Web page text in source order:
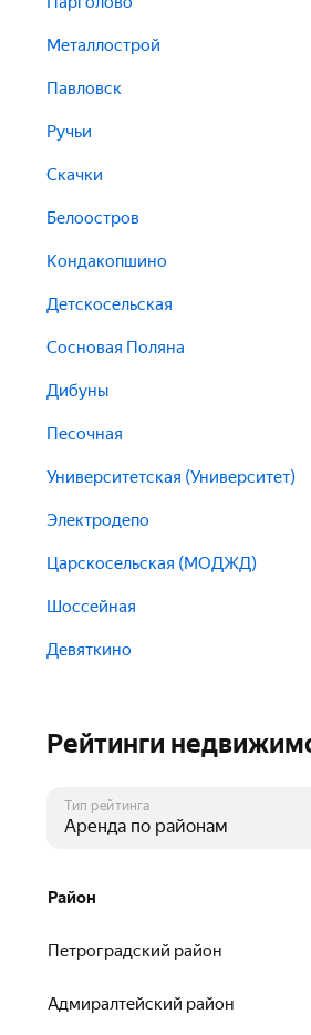
Металлострой
Павловск
Ручьи
Скачки
Белоостров
Кондакопшино
Детскосельская
Сосновая Поляна
Дибуны
Песочная
Университетская (Университет)
Электродепо
Царскосельская (МОДЖД)
Шоссейная
Девяткино
Рейтинги
Тип рейтинга
Район
Петроградский район
Адмиралтейский район